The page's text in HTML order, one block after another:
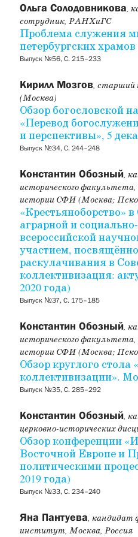
Ольга Солодовникова,
сотрудник, РАНХиГС
Проблема служения
петербургских храмов
Выпуск №56, С. 215–233
Кирилл Мозгов, старший
(Москва)
Обзор богословской
«Перевод
и перспективы», 5
Выпуск №34, С. 244–248
Константин Обозный,
исторического
истории СФИ (Москва;
«Крестьяноборство»
аграрной и
всероссийской
участием,
раскулачивания в
коллективизация:
2020 года)
Выпуск №37, С. 175–185
Константин Обозный,
исторического
истории СФИ (Москва;
Обзор круглого стола
коллективизации».
Выпуск №35, С. 285–292
Константин Обозный,
церковно-исторических
Обзор конференции
Восточной Европе и
политическими
2019 года)
Выпуск №33, С. 234–240
Яна Пантуева, кандидат
институт, Москва, Россия